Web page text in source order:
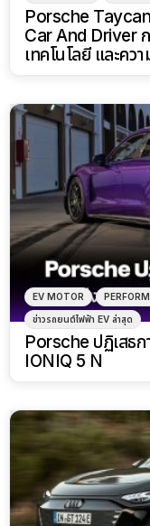
Porsche
Car And Driver
เทคโนโลยี และคว
EV MOTOR
ข่าวรถยนต์ไฟฟ้า EV ล่าสุด
Porsche ปฏิเสธก
IONIQ 5 N